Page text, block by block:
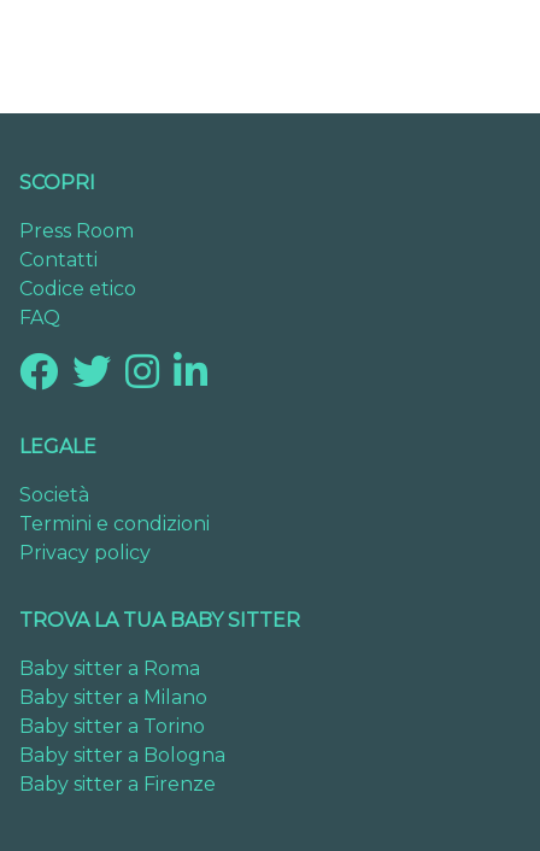
SCOPRI
Press Room
Contatti
Codice etico
FAQ
LEGALE
Società
Termini e condizioni
Privacy policy
TROVA LA TUA BABY SITTER
Baby sitter a Roma
Baby sitter a Milano
Baby sitter a Torino
Baby sitter a Bologna
Baby sitter a Firenze